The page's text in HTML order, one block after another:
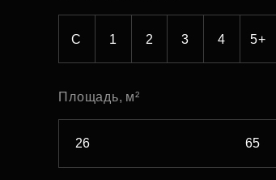
С 1 2 3 4 5+
Площадь, м²